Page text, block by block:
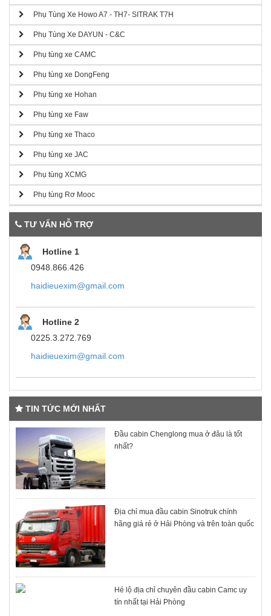
Phụ Tùng Xe Howo A7 - TH7- SITRAK T7H
Phụ Tùng Xe DAYUN - C&C
Phụ tùng xe CAMC
Phụ tùng xe DongFeng
Phụ tùng xe Hohan
Phụ tùng xe Faw
Phụ tùng xe Thaco
Phụ tùng xe JAC
Phụ tùng XCMG
Phụ tùng Rơ Mooc
TƯ VẤN HỖ TRỢ
Hotline 1
0948.866.426
haidieuexim@gmail.com
Hotline 2
0225.3.272.769
haidieuexim@gmail.com
TIN TỨC MỚI NHẤT
Đầu cabin Chenglong mua ở đâu là tốt
nhất?
Địa chỉ mua đầu cabin Sinotruk chính
hãng giá rẻ ở Hải Phòng và trên toàn quốc
Hé lộ địa chỉ chuyên đầu cabin Camc uy
tín nhất tại Hải Phòng